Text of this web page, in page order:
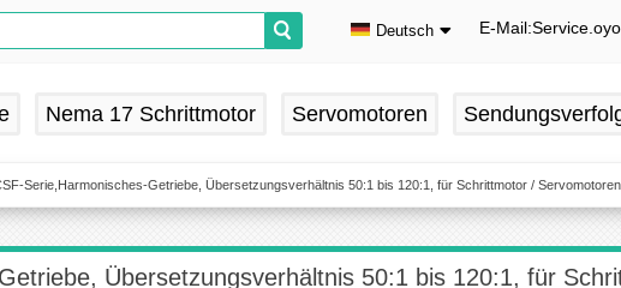
Deutsch
Deutsch
Español
E-
Nema 17 Schrittmotor Servomotoren
Serie,Harmonisches-Getriebe, Übersetzungsverhältnis 50:1 bis 120:1, für Schrittmotor / Servomotoren
Übersetzungsverhältnis 50:1 bis 120:1, für